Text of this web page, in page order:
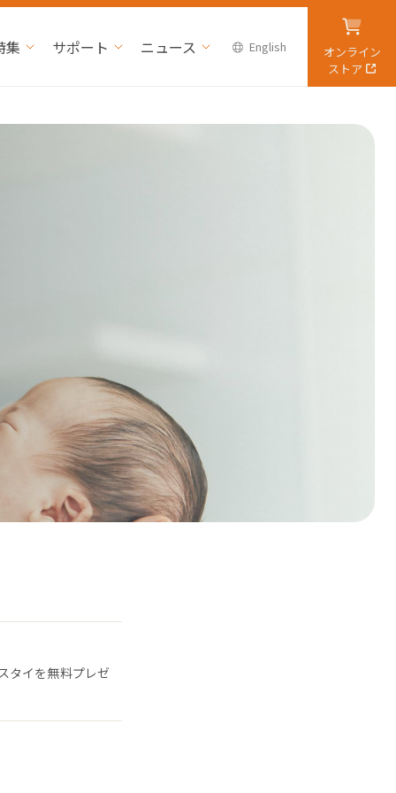
集 サポート ニュース English
オンライン
ストア
タイを無料プレゼ